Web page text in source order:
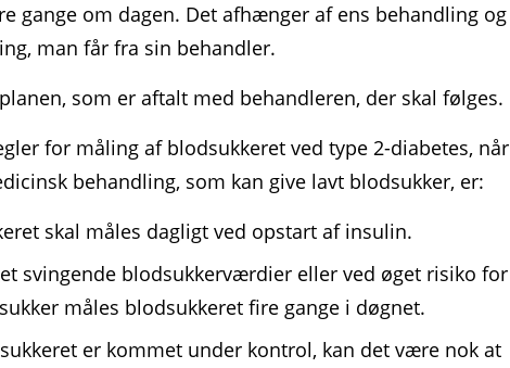
gange om dagen. Det afhænger af ens behandling og
man får fra sin behandler.
som er aftalt med behandleren, der skal følges.
for måling af blodsukkeret ved type 2-diabetes, når
behandling, som kan give lavt blodsukker, er:
skal måles dagligt ved opstart af insulin.
svingende blodsukkerværdier eller ved øget risiko for
måles blodsukkeret fire gange i døgnet.
er kommet under kontrol, kan det være nok at